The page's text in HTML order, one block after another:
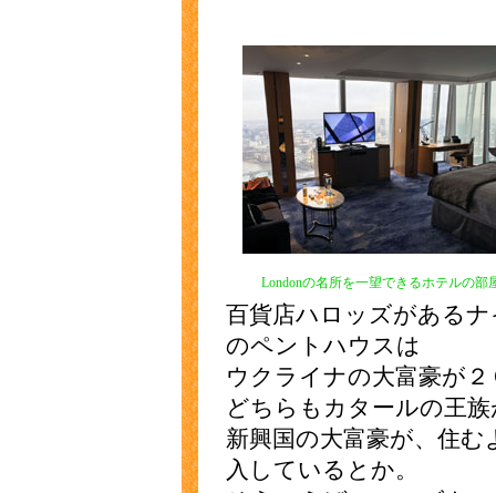
Londonの名所を一望できるホテルの部
百貨店ハロッズがあるナ
のペントハウスは
ウクライナの大富豪が
どちらもカタールの王
新興国の大富豪が、住
入しているとか。